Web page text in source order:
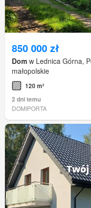
850 000 zł
Dom w Lednica Górna,
małopolskie
120 m²
2 dni temu
DOMIPORTA